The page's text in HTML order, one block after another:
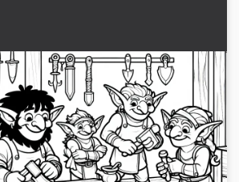
Goblinien työskentelevät
verstaalla ja takovat aseita -
Värittämislehti ilmaiseksi
Koe kobolde heidän työpajassaan aseiden
takomisessa. Lataa ilmainen värityskuva
nyt!...